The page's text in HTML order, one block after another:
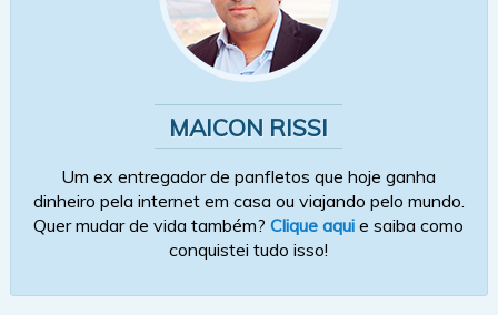
MAICON RISSI
Um ex entregador de panfletos que hoje ganha
dinheiro pela internet em casa ou viajando pelo mundo.
Quer mudar de vida também?Clique aqui e saiba como
conquistei tudo isso!